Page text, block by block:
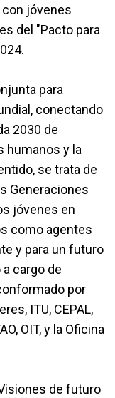
con jóvenes
del "Pacto para
para
conectando
2030 de
humanos y la
se trata de
Generaciones
jóvenes en
como agentes
y para un futuro
cargo de
por
ITU, CEPAL,
OIT, y la Oficina
de futuro